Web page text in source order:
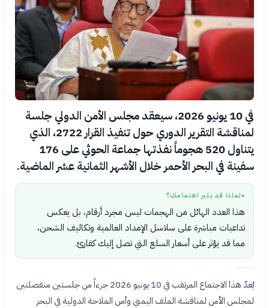
في 10 يونيو 2026، سيعقد مجلس الأمن الدولي جلسة
لمناقشة التقرير الدوري حول تنفيذ القرار 2722، الذي
يتناول 520 هجوماً نفذتها جماعة الحوثي على 176
سفينة في البحر الأحمر خلال الأشهر الثمانية عشر الماضية.
● لماذا قد يثير اهتمامك؟
هذا العدد الهائل من الهجمات ليس مجرد أرقام، بل يعكس
تداعيات مباشرة على سلاسل الإمداد العالمية وتكاليف الشحن،
مما قد يؤثر على أسعار السلع التي تصل إليك كقارئ.
يُعدّ هذا الاجتماع المرتقب في 10 يونيو 2026 جزءاً من جلستين منفصلتين
لمجلس الأمن لمناقشة الملف اليمني وأمن الملاحة الدولية في البحر